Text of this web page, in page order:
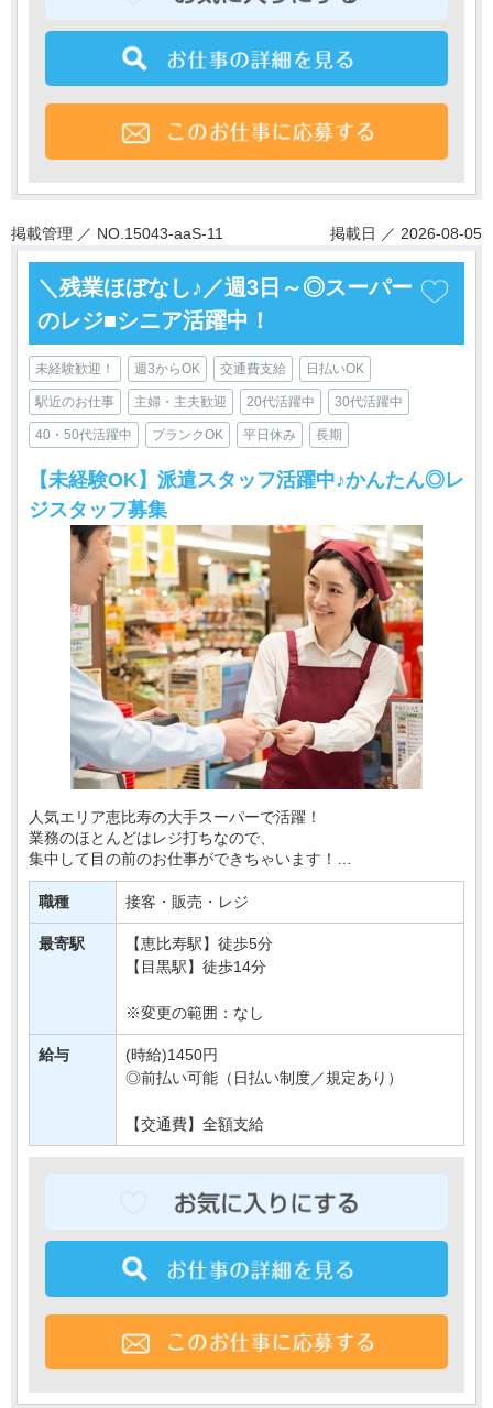
掲載管理 ／ NO.15043-aaS-11 掲載日 ／ 2026-08-05
＼残業ほぼなし♪／週3日～◎スーパー
のレジ■シニア活躍中！
未経験歓迎！ 週3からOK 交通費支給 日払いOK
駅近のお仕事 主婦・主夫歓迎 20代活躍中 30代活躍中
40・50代活躍中 ブランクOK 平日休み 長期
【未経験OK】派遣スタッフ活躍中♪かんたん◎レ
ジスタッフ募集
人気エリア恵比寿の大手スーパーで活躍！
業務のほとんどはレジ打ちなので、
集中して目の前のお仕事ができちゃいます！
駅チカ店舗で新しいお仕事始めませんか(^^)/
☆週3日～働けるので
ライフスタイルに・・・
職種 接客・販売・レジ
最寄駅
【恵比寿駅】徒歩5分
【目黒駅】徒歩14分
※変更の範囲：なし
給与
(時給)1450円
◎前払い可能（日払い制度／規定あり）
【交通費】全額支給